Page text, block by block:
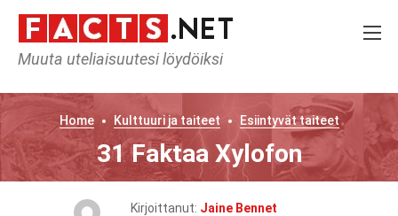
Muuta uteliaisuutesi löydöiksi
Home Kulttuuri ja taiteet Esiintyvät taiteet
31 Faktaa Xylofon
Kirjoittanut: Jaine Bennet